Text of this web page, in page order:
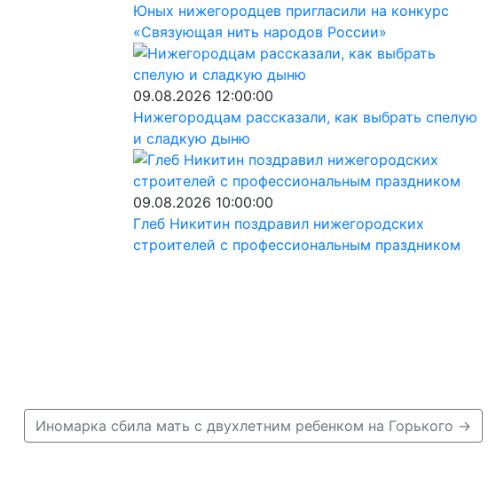
Юных нижегородцев пригласили на конкурс
«Связующая нить народов России»
09.08.2026 12:00:00
Нижегородцам рассказали, как выбрать спелую
и сладкую дыню
09.08.2026 10:00:00
Глеб Никитин поздравил нижегородских
строителей с профессиональным праздником
Иномарка сбила мать с двухлетним ребенком на Горького →